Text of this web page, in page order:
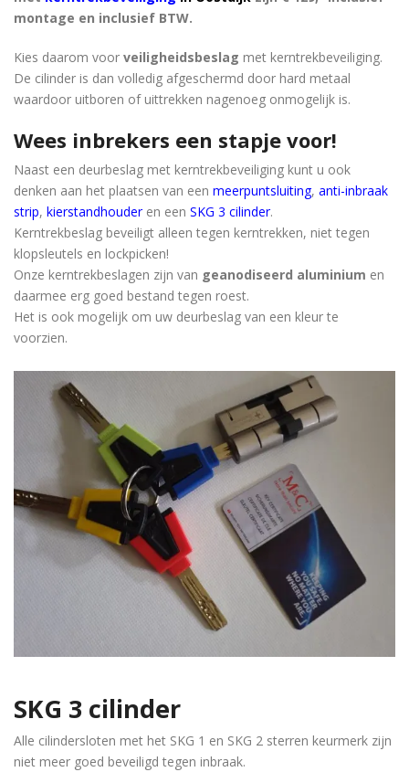
montage en inclusief BTW.
Kies daarom voor veiligheidsbeslag met kerntrekbeveiliging.
De cilinder is dan volledig afgeschermd door hard metaal
waardoor uitboren of uittrekken nagenoeg onmogelijk is.
Wees inbrekers een stapje voor!
Naast een deurbeslag met kerntrekbeveiliging kunt u ook
denken aan het plaatsen van een meerpuntsluiting, anti-inbraak
strip, kierstandhouderen een SKG 3 cilinder.
Kerntrekbeslag beveiligt alleen tegen kerntrekken, niet tegen
klopsleutels en lockpicken!
Onze kerntrekbeslagen zijn van geanodiseerd aluminium en
daarmee erg goed bestand tegen roest.
Het is ook mogelijk om uw deurbeslag van een kleur te
voorzien.
SKG 3 cilinder
Alle cilindersloten met het SKG 1 en SKG 2 sterren keurmerk zijn
niet meer goed beveiligd tegen inbraak.